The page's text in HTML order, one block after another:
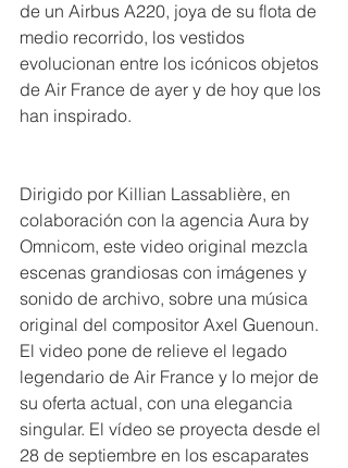
de un Airbus A220, joya de su flota de
medio recorrido, los vestidos
evolucionan entre los icónicos objetos
de Air France de ayer y de hoy que los
han inspirado.
Dirigido por Killian Lassablière, en
colaboración con la agencia Aura by
Omnicom, este video original mezcla
escenas grandiosas con imágenes y
sonido de archivo, sobre una música
original del compositor Axel Guenoun.
El video pone de relieve el legado
legendario de Air France y lo mejor de
su oferta actual, con una elegancia
singular. El vídeo se proyecta desde el
28 de septiembre en los escaparates